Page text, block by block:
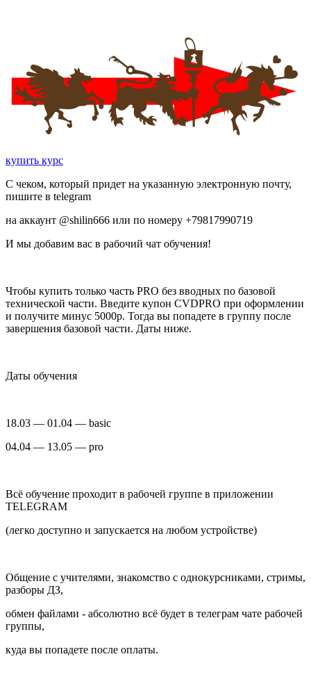
купить курс
С чеком, который придет на указанную электронную почту,
пишите в telegram
на аккаунт @shilin666 или по номеру +79817990719
И мы добавим вас в рабочий чат обучения!
Чтобы купить только часть PRO без вводных по базовой
технической части. Введите купон CVDPRO при оформлении
и получите минус 5000р. Тогда вы попадете в группу после
завершения базовой части. Даты ниже.
Даты обучения
18.03 — 01.04 — basic
04.04 — 13.05 — pro
Всё обучение проходит в рабочей группе в приложении
TELEGRAM
(легко доступно и запускается на любом устройстве)
Общение с учителями, знакомство с однокурсниками, стримы,
разборы ДЗ,
обмен файлами - абсолютно всё будет в телеграм чате рабочей
группы,
куда вы попадете после оплаты.